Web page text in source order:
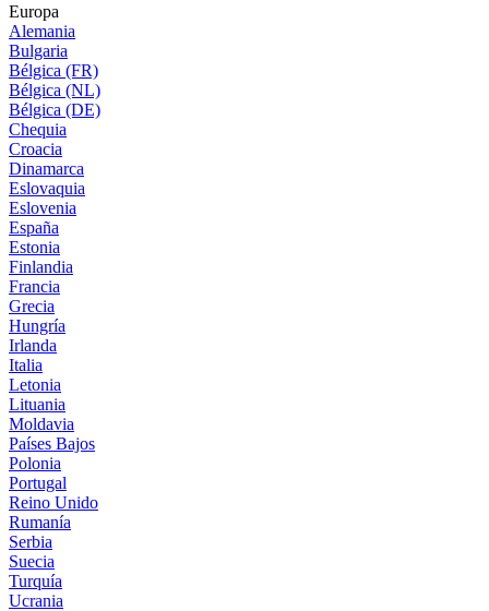
Europa
Alemania
Bulgaria
Bélgica (FR)
Bélgica (NL)
Bélgica (DE)
Chequia
Croacia
Dinamarca
Eslovaquia
Eslovenia
España
Estonia
Finlandia
Francia
Grecia
Hungría
Irlanda
Italia
Letonia
Lituania
Moldavia
Países Bajos
Polonia
Portugal
Reino Unido
Rumanía
Serbia
Suecia
Turquía
Ucrania